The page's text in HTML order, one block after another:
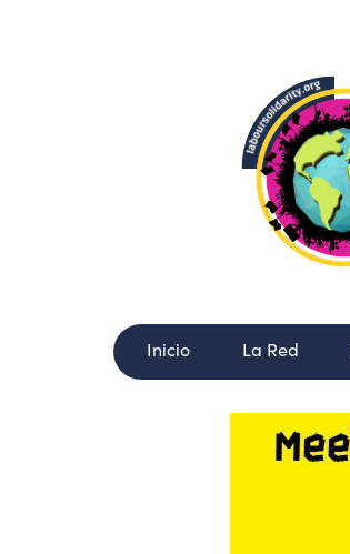
Inicio La Red